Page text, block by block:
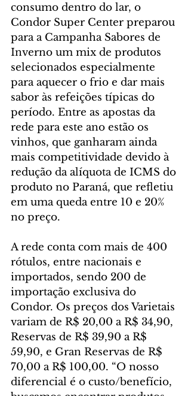
consumo dentro do lar, o
Condor Super Center preparou
para a Campanha Sabores de
Inverno um mix de produtos
selecionados especialmente
para aquecer o frio e dar mais
sabor às refeições típicas do
período. Entre as apostas da
rede para este ano estão os
vinhos, que ganharam ainda
mais competitividade devido à
redução da alíquota de ICMS do
produto no Paraná, que refletiu
em uma queda entre 10 e 20%
no preço.
A rede conta com mais de 400
rótulos, entre nacionais e
importados, sendo 200 de
importação exclusiva do
Condor. Os preços dos Varietais
variam de R$ 20,00 a R$ 34,90,
Reservas de R$ 39,90 a R$
59,90, e Gran Reservas de R$
70,00 a R$ 100,00. “O nosso
diferencial é o custo/benefício,